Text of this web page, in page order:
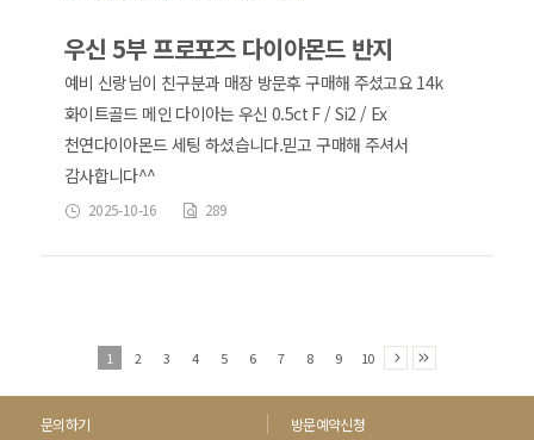
우신 5부 프로포즈 다이아몬드 반지
예비 신랑님이 친구분과 매장 방문후 구매해 주셨고요 14k
화이트골드 메인 다이아는 우신 0.5ct F / Si2 / Ex
천연다이아몬드 세팅 하셨습니다. ​ 믿고 구매해 주셔서
감사합니다^^
2025-10-16 289
1 2 3 4 5 6 7 8 9 10
문의하기 방문예약신청